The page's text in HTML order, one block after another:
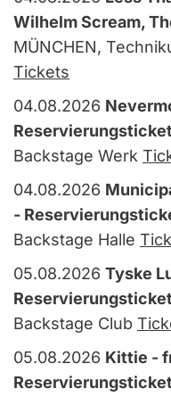
Wilhelm Scream,
MÜNCHEN,
Tickets
04.08.2026
Backstage Werk
04.08.2026
-
Backstage Halle
05.08.2026 Tyske
Backstage Club
05.08.2026 Kittie -